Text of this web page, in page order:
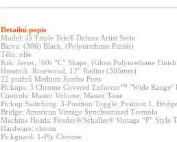
Detailní popis
Model: J5 Triple Tele® Deluxe Artist Serie
Barva: (306) Black, (Polyurethane Finish)
Tělo: olše
Krk: Javor, ´60s “C” Shape, (Gloss Polyurethane
Hmatník: Rosewood, 12” Radius (305mm)
22 pražců Medium Jumbo Frets
Pickups: 3 Chrome Covered Enforcer™ "Wide
Controls: Master Volume, Master Tone
Pickup Switching: 3-Position Toggle: Position 1.
Bridge: American Vintage Synchronized Tremolo
Machine Heads: Fender®/Schaller® Vintage “F” Style
Hardware: chrom
Pickguard: 1-Ply Chrome